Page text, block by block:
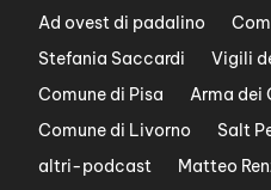
Ad ovest di padalino
Stefania Saccardi
Vigili
Comune di Pisa
Arma dei
Comune di Livorno
Salt
altri-podcast
Matteo